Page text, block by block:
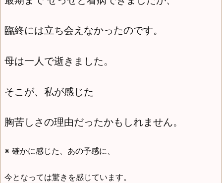
臨終には立ち会えなかったのです。
母は一人で逝きました。
そこが、私が感じた
胸苦しさの理由だったかもしれません。
※ 確かに感じた、あの予感に、
今となっては驚きを感じています。